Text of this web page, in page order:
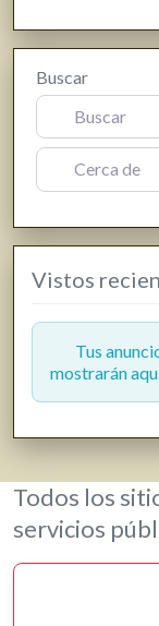
Gasóleo
Loterías
Buscar
Cerca de
Vistos
Tus
mostrarán
Todos los
servicios